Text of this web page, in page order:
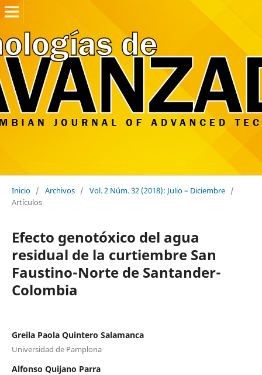
Inicio / Archivos / Vol. 2 Núm. 32 (2018): Julio – Diciembre /
Artículos
Efecto genotóxico del agua
residual de la curtiembre San
Faustino-Norte de Santander-
Colombia
Greila Paola Quintero Salamanca
Universidad de Pamplona
Alfonso Quijano Parra